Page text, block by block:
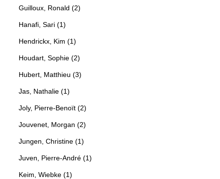
Guilloux, Ronald (2)
Hanafi, Sari (1)
Hendrickx, Kim (1)
Houdart, Sophie (2)
Hubert, Matthieu (3)
Jas, Nathalie (1)
Joly, Pierre-Benoït (2)
Jouvenet, Morgan (2)
Jungen, Christine (1)
Juven, Pierre-André (1)
Keim, Wiebke (1)